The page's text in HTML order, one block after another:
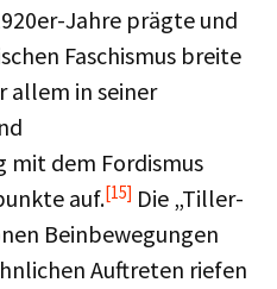
Jahre prägte und
Faschismus breite
allem in seiner
mit dem Fordismus
auf.[15] Die „Tiller-
Beinbewegungen
Auftreten riefen